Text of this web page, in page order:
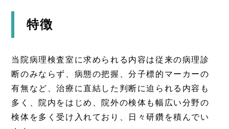
特徴
当院病理検査室に求められる内容は従来の病理診
断のみならず、病態の把握、分子標的マーカーの
有無など、治療に直結した判断に迫られる内容も
多く、院内をはじめ、院外の検体も幅広い分野の
検体を多く受け入れており、日々研鑽を積んでい